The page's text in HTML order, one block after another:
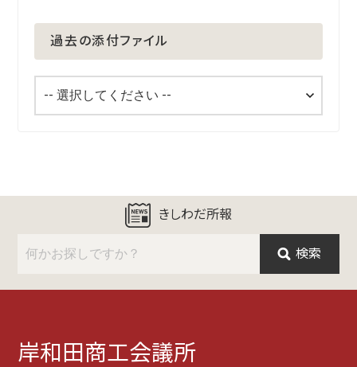
過去の添付ファイル
きしわだ所報
検索
岸和田商工会議所